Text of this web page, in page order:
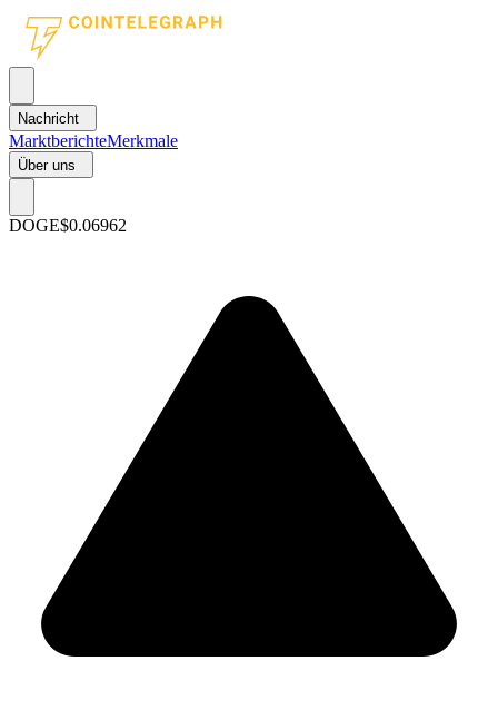
Nachricht
MarktberichteMerkmale
Über uns
DOGE$0.06962